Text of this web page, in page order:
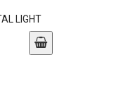
LIGHT